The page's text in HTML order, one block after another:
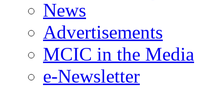
News
Advertisements
MCIC in the Media
e-Newsletter